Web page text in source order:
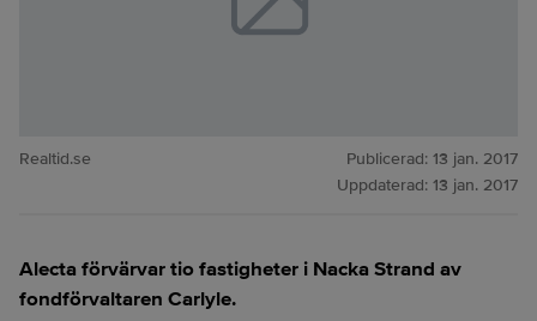
Realtid.se Publicerad: 13 jan. 2017
Uppdaterad: 13 jan. 2017
Alecta förvärvar tio fastigheter i Nacka Strand av
fondförvaltaren Carlyle.